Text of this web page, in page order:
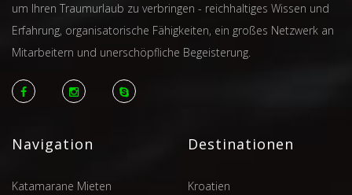
um Ihren Traumurlaub zu verbringen - reichhaltiges Wissen und
Erfahrung, organisatorische Fähigkeiten, ein großes Netzwerk an
Mitarbeitern und unerschöpfliche Begeisterung.
Navigation
Katamarane Mieten
Destinationen
Kroatien